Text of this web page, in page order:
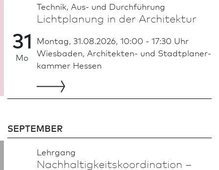
31
Mo
Technik, Aus- und Durch­führung
Lichtplanung in der Archi­tektur
Montag, 31.08.2026, 10:00 - 17:30 Uhr
Wies­ba­den, Architekten- und Stadt­planer­
kammer Hessen
SEPTEMBER
Lehrgang
Nachhaltigkeits­koordination –